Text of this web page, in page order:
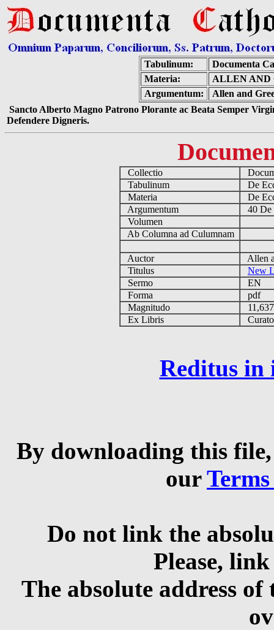
Tabulinum:
Documenta
Materia:
ALLEN AND
Argumentum:
Allen and
Sancto Alberto Magno Patrono Plorante ac Beata Semper
Defendere Digneris.
Collectio
Tabulinum
De
Materia
De
Argumentum
40 De
Volumen
Ab Columna ad Culumnam
Auctor
Allen
Titulus
New
Sermo
EN
Forma
pdf
Magnitudo
Ex Libris
Reditus in
By downloading this
our
Do not link the
Please,
The absolute address